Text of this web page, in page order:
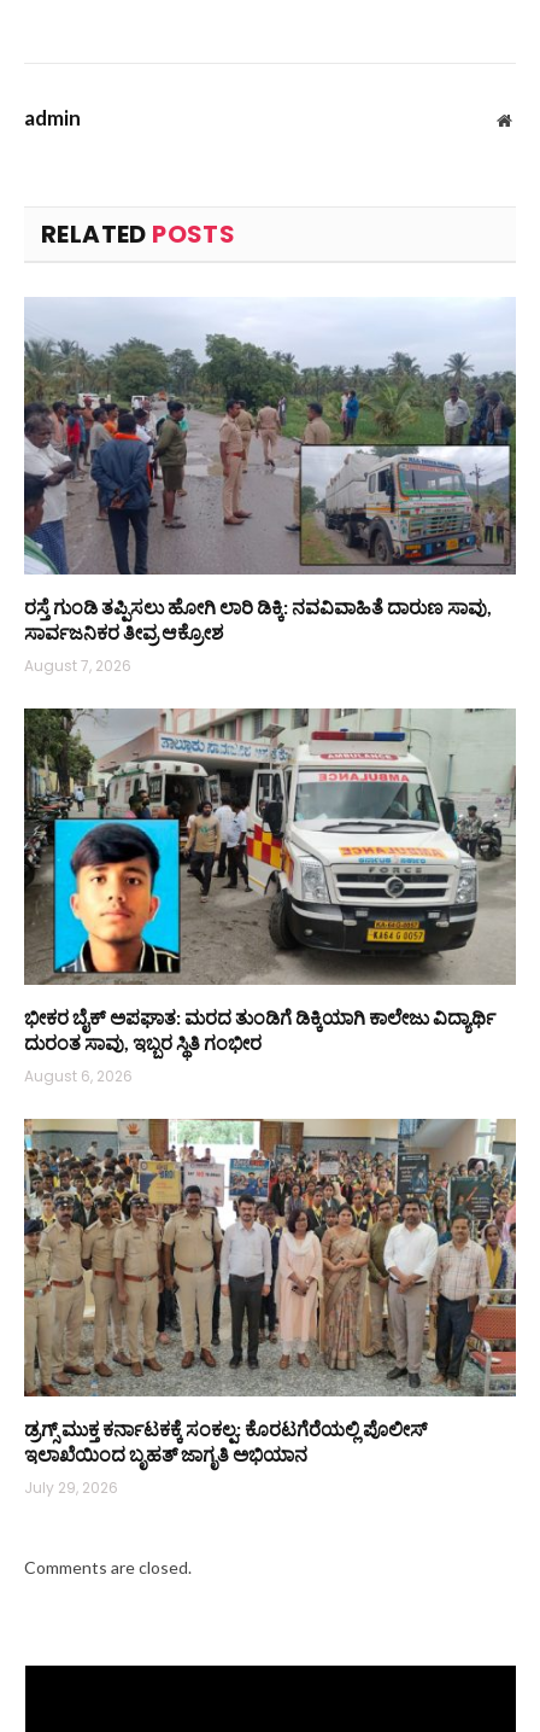
admin
RELATED POSTS
ರಸ್ತೆ ಗುಂಡಿ ತಪ್ಪಿಸಲು ಹೋಗಿ ಲಾರಿ ಡಿಕ್ಕಿ: ನವವಿವಾಹಿತೆ ದಾರುಣ ಸಾವು,
ಸಾರ್ವಜನಿಕರ ತೀವ್ರ ಆಕ್ರೋಶ
August 7, 2026
ಭೀಕರ ಬೈಕ್ ಅಪಘಾತ: ಮರದ ತುಂಡಿಗೆ ಡಿಕ್ಕಿಯಾಗಿ ಕಾಲೇಜು ವಿದ್ಯಾರ್ಥಿ
ದುರಂತ ಸಾವು, ಇಬ್ಬರ ಸ್ಥಿತಿ ಗಂಭೀರ
August 6, 2026
ಡ್ರಗ್ಸ್ ಮುಕ್ತ ಕರ್ನಾಟಕಕ್ಕೆ ಸಂಕಲ್ಪ: ಕೊರಟಗೆರೆಯಲ್ಲಿ ಪೊಲೀಸ್
ಇಲಾಖೆಯಿಂದ ಬೃಹತ್ ಜಾಗೃತಿ ಅಭಿಯಾನ
July 29, 2026
Comments are closed.